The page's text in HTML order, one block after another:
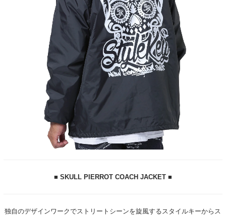
■ SKULL PIERROT COACH JACKET ■
独自のデザインワークでストリートシーンを旋風するスタイルキーからス